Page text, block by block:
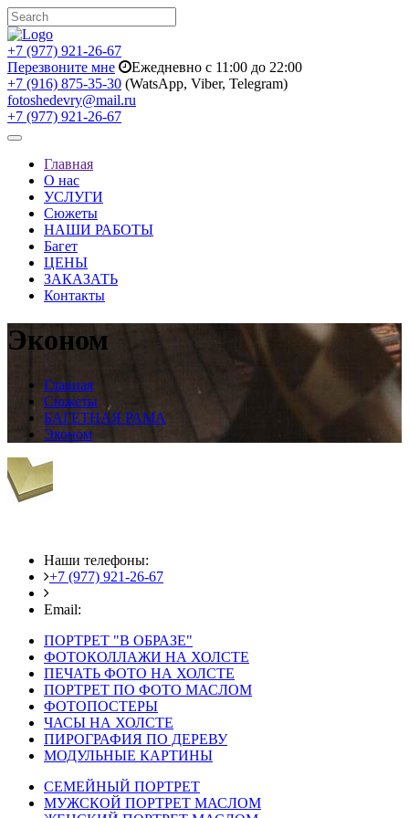
+7 (977) 921-26-67
Перезвоните мне
Ежедневно с 11:00 до 22:00
+7 (916) 875-35-30 (WatsApp, Viber, Telegram)
fotoshedevry@mail.ru
+7 (977) 921-26-67
Toggle
navigationГлавная
О нас
УСЛУГИ
Сюжеты
НАШИ РАБОТЫ
Багет
ЦЕНЫ
ЗАКАЗАТЬ
Контакты
Эконом
Главная
Сюжеты
БАГЕТНАЯ РАМА
Эконом
Наши телефоны:
+7 (977) 921-26-67
Email:
ПОРТРЕТ "В ОБРАЗЕ"
ФОТОКОЛЛАЖИ НА ХОЛСТЕ
ПЕЧАТЬ ФОТО НА ХОЛСТЕ
ПОРТРЕТ ПО ФОТО МАСЛОМ
ФОТОПОСТЕРЫ
ЧАСЫ НА ХОЛСТЕ
ПИРОГРАФИЯ ПО ДЕРЕВУ
МОДУЛЬНЫЕ КАРТИНЫ
СЕМЕЙНЫЙ ПОРТРЕТ
МУЖСКОЙ ПОРТРЕТ МАСЛОМ